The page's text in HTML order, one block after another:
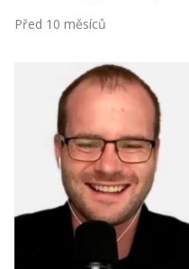
Před 10 měsíců